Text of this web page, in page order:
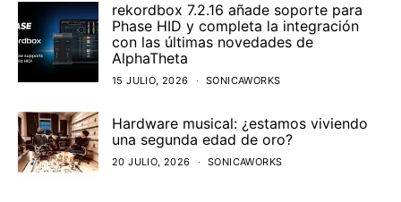
rekordbox 7.2.16 añade soporte para
Phase HID y completa la integración
con las últimas novedades de
AlphaTheta
15 JULIO, 2026 SONICAWORKS
Hardware musical: ¿estamos viviendo
una segunda edad de oro?
20 JULIO, 2026 SONICAWORKS